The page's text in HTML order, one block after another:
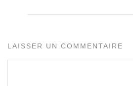
LAISSER UN COMMENTAIRE